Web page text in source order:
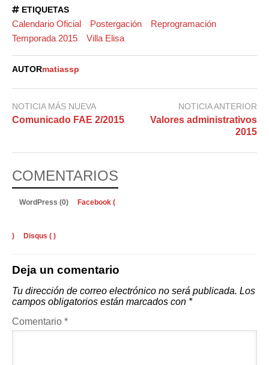
ETIQUETAS
Calendario Oficial Postergación
Reprogramación
Temporada 2015
Villa Elisa
AUTORmatiassp
NOTICIA MÁS NUEVA
Comunicado FAE 2/2015
NOTICIA ANTERIOR
Valores administrativos
2015
COMENTARIOS
WordPress (0) Facebook (
) Disqus ( )
Deja un comentario
Tu dirección de correo electrónico no será publicada. Los
campos obligatorios están marcados con *
Comentario *